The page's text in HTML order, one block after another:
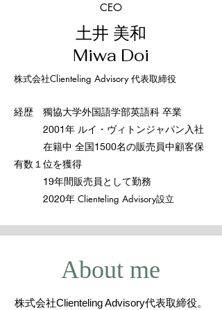
CEO
土井 美和
​Miwa Doi
株式会社Clienteling Advisory 代表取締役
経歴 獨協大学外国語学部英語科 卒業
2001年 ルイ・ヴィトンジャパン入社
在籍中 全国1500名の販売員中顧客保
有数１ 位を獲得
19年間販売員として勤務
2020年 Clienteling Advisory設立
About me
株式会社Clienteling Advisory代表取締役。